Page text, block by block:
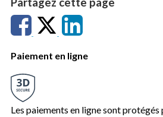
Paiement en ligne
Les paiements en ligne sont protégés